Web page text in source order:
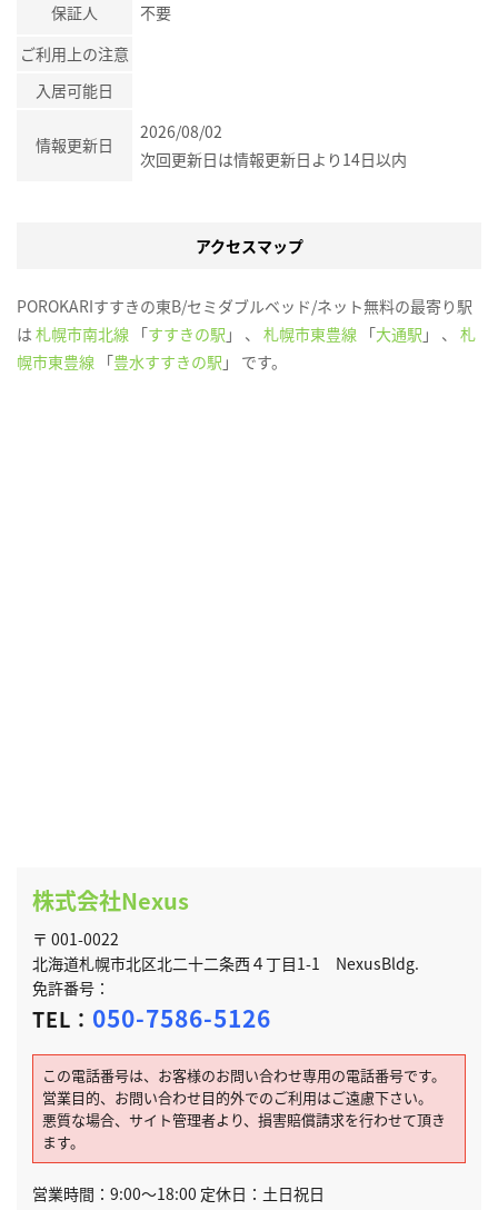
保証人
不要
ご利用上の注意
入居可能日
情報更新日
2026/08/02
次回更新日は情報更新日より14日以内
アクセスマップ
POROKARIすすきの東B/セミダブルベッド/ネット無料の最寄り駅
は 札幌市南北線 「すすきの駅 」 、 札幌市東豊線 「大通駅 」 、 札
幌市東豊線 「豊水すすきの駅 」 です。
株式会社Nexus
〒 001-0022
北海道札幌市北区北二十二条西４丁目1-1 NexusBldg.
免許番号：
TEL： 050-7586-5126
この電話番号は、お客様のお問い合わせ専用の電話番号です。
営業目的、お問い合わせ目的外でのご利用はご遠慮下さい。
悪質な場合、サイト管理者より、損害賠償請求を行わせて頂き
ます。
営業時間：9:00～18:00 定休日：土日祝日